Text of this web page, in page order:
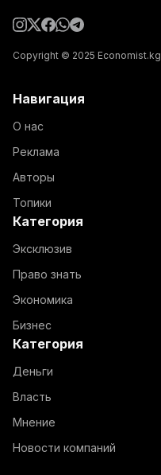
Copyright © 2025 Economist.kg
Навигация
О нас
Реклама
Авторы
Топики
Категория
Эксклюзив
Право знать
Экономика
Бизнес
Категория
Деньги
Власть
Мнение
Новости компаний